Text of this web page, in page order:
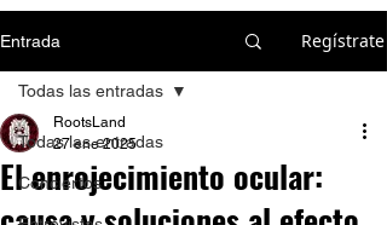
Entrada Regístrate
Todas las entradas
Conciertos
Todas las entradas
El enrojecimiento ocular:
RootsLand
27 ene 2025